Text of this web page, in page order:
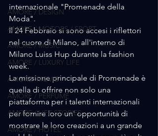
AMORE / DESIGN
AMORE / MOTORS / SPORT
AMORE / MUSIC
AMORE / LUXURY LIFE
AMORE/ MOVIE
AMORE / PERFUME
AMORE / LIFE STORIES
AMORE / HOTEL
internazionale "Promenade della
Moda".
Il 24 Febbraio si sono accesi i riflettori
nel cuore di Milano, all'interno di
Milano Luiss Hup durante la fashion
week.
La missione principale di Promenade è
quella di offrire non solo una
piattaforma per i talenti internazionali
per fornire loro un' opportunità di
mostrare le loro creazioni a un grande